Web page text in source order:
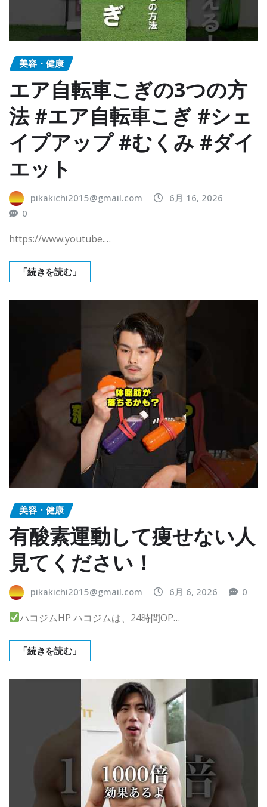
美容・健康
エア自転車こぎの3つの方
法 #エア自転車こぎ #シェ
イプアップ #むくみ #ダイ
エット
pikakichi2015@gmail.com
6月 16, 2026
0
https://www.youtube.…
「続きを読む」
美容・健康
有酸素運動して痩せない人
見てください！
pikakichi2015@gmail.com 6月 6, 2026 0
ハコジムHP ハコジムは、24時間OP…
「続きを読む」